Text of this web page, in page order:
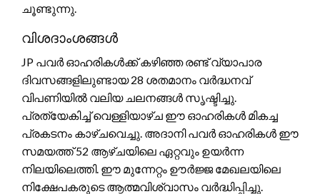
ചൂണ്ടുന്നു.
വിശദാംശങ്ങൾ
JP പവർ ഓഹരികൾക്ക് കഴിഞ്ഞ രണ്ട് വ്യാപാര
ദിവസങ്ങളിലുണ്ടായ 28 ശതമാനം വർദ്ധനവ്
വിപണിയിൽ വലിയ ചലനങ്ങൾ സൃഷ്ടിച്ചു.
പ്രത്യേകിച്ച് വെള്ളിയാഴ്ച ഈ ഓഹരികൾ മികച്ച
പ്രകടനം കാഴ്ചവെച്ചു. അദാനി പവർ ഓഹരികൾ ഈ
സമയത്ത് 52 ആഴ്ചയിലെ ഏറ്റവും ഉയർന്ന
നിലയിലെത്തി. ഈ മുന്നേറ്റം ഊർജ്ജ മേഖലയിലെ
നിക്ഷേപകരുടെ ആത്മവിശ്വാസം വർദ്ധിപ്പിച്ചു.